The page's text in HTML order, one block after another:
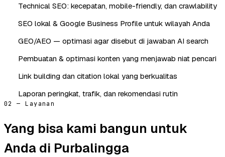
Technical SEO: kecepatan, mobile-friendly, dan crawlability
SEO lokal & Google Business Profile untuk wilayah Anda
GEO/AEO — optimasi agar disebut di jawaban AI search
Pembuatan & optimasi konten yang menjawab niat pencari
Link building dan citation lokal yang berkualitas
Laporan peringkat, trafik, dan rekomendasi rutin
02 — Layanan
Yang bisa kami bangun untuk
Anda di Purbalingga